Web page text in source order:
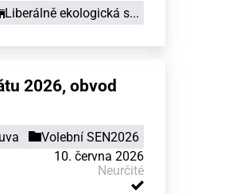
Liberálně ekologická s...
2026, obvod
Volební SEN2026
10. června 2026
Neurčité